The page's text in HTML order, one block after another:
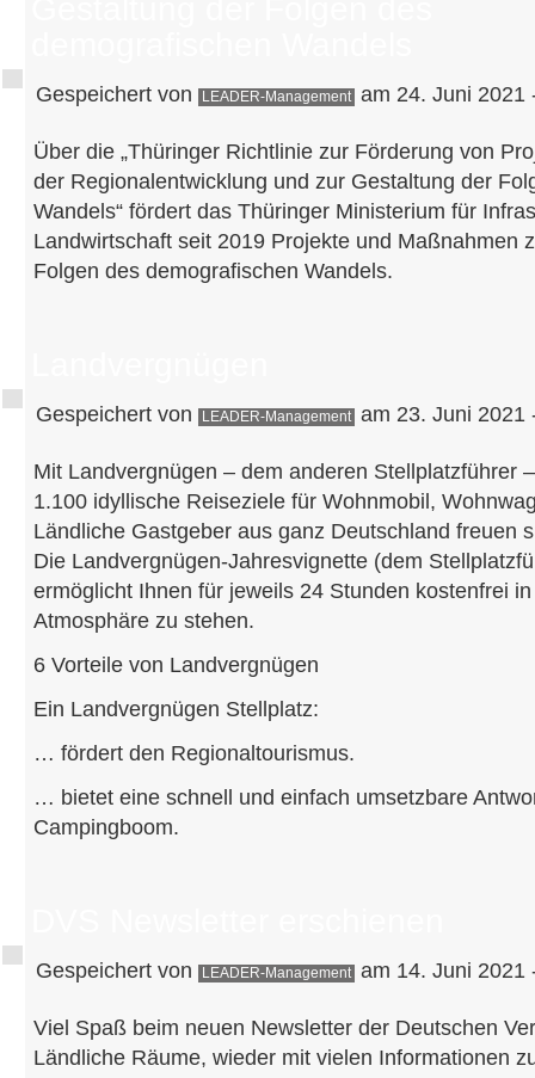
Gespeichert von LEADER-Management am 24. Juni 2021
Über die „Thüringer Richtlinie zur Förderung von
der Regionalentwicklung und zur Gestaltung der
Wandels“ fördert das Thüringer Ministerium für
Landwirtschaft seit 2019 Projekte und Maßnahmen
Folgen des demografischen Wandels.
Gespeichert von LEADER-Management am 23. Juni 2021
Mit Landvergnügen – dem anderen Stellplatzführer
1.100 idyllische Reiseziele für Wohnmobil,
Ländliche Gastgeber aus ganz Deutschland freuen
Die Landvergnügen-Jahresvignette (dem
ermöglicht Ihnen für jeweils 24 Stunden kostenfrei
Atmosphäre zu stehen.
6 Vorteile von Landvergnügen
Ein Landvergnügen Stellplatz:
… fördert den Regionaltourismus.
… bietet eine schnell und einfach umsetzbare
Campingboom.
Gespeichert von LEADER-Management am 14. Juni 2021
Viel Spaß beim neuen Newsletter der Deutschen
Ländliche Räume, wieder mit vielen Informationen